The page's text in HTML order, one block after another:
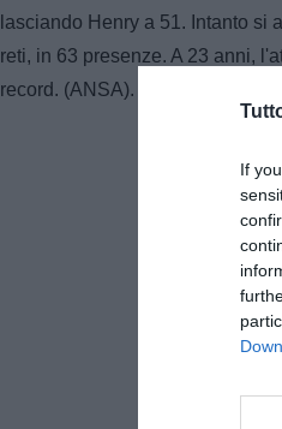
If
lasciando Henry a 51. Intanto si
reti, in 63 presenze. A 23 anni,
record. (ANSA).